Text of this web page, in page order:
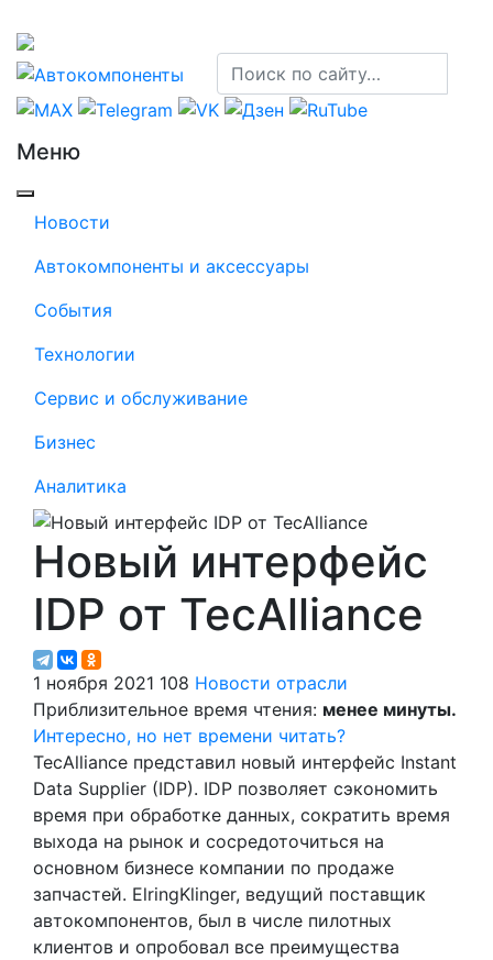
Меню
Новости
Автокомпоненты и аксессуары
События
Технологии
Сервис и обслуживание
Бизнес
Аналитика
Новый интерфейс
IDP от TecAlliance
1 ноября 2021 108 Новости отрасли
Приблизительное время чтения: менее минуты.
Интересно, но нет времени читать?
TecAlliance представил новый интерфейс Instant
Data Supplier (IDP). IDP позволяет сэкономить
время при обработке данных, сократить время
выхода на рынок и сосредоточиться на
основном бизнесе компании по продаже
запчастей. ElringKlinger, ведущий поставщик
автокомпонентов, был в числе пилотных
клиентов и опробовал все преимущества